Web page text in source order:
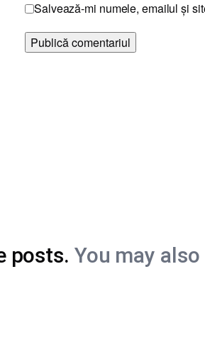
Salvează-mi numele, emailul și
posts. You may